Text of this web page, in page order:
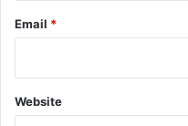
Email *
Website